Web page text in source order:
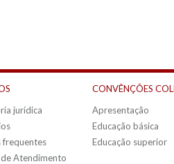
jurídica
frequentes
Atendimento
CONVÊNÇÕES
Apresentação
Educação básica
Educação superior